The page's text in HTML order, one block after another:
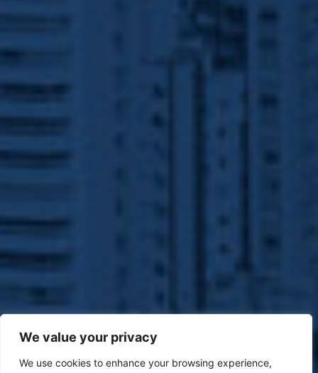
We value your privacy
We use cookies to enhance your browsing experience,